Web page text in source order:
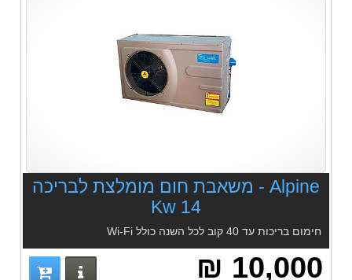
Alpine - משאבת חום מומלצת לבריכה
14 Kw
חימום בריכות עד 40 קוב לכל השנה כולל Wi-Fi
10,000 ₪ פרטים